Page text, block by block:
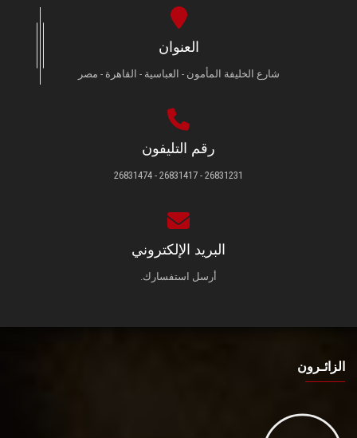
العنوان
شارع الخليفة المأمون - العباسية - القاهرة - مصر
رقم التليفون
26831231 - 26831417 - 26831474
البريد الإلكتروني
أرسل استفسارك.
الزائـرون